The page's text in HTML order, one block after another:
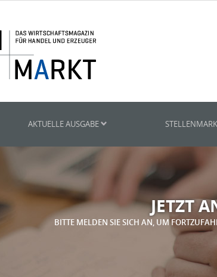
AKTUELLE AUSGABE
JETZT
BITTE MELDEN SIE SICH AN, UM